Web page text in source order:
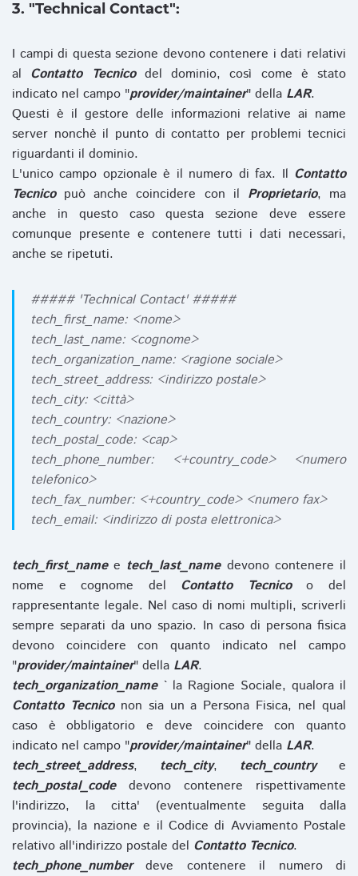
3. "Technical Contact":
I campi di questa sezione devono contenere i dati relativi
al Contatto Tecnicodel dominio, così come è stato
indicato nel campo "provider/maintainer" della LAR.
Questi è il gestore delle informazioni relative ai name
server nonchè il punto di contatto per problemi tecnici
riguardanti il dominio.
L'unico campo opzionale è il numero di fax. Il Contatto
Tecnicopuò anche coincidere con il Proprietario, ma
anche in questo caso questa sezione deve essere
comunque presente e contenere tutti i dati necessari,
anche se ripetuti.
##### 'Technical Contact' #####
tech_first_name: <nome>
tech_last_name: <cognome>
tech_organization_name: <ragione sociale>
tech_street_address: <indirizzo postale>
tech_city: <città>
tech_country: <nazione>
tech_postal_code: <cap>
tech_phone_number: <+country_code> <numero
telefonico>
tech_fax_number: <+country_code> <numero fax>
tech_email: <indirizzo di posta elettronica>
tech_first_namee tech_last_namedevono contenere il
nome e cognome del Contatto Tecnicoo del
rappresentante legale. Nel caso di nomi multipli, scriverli
sempre separati da uno spazio. In caso di persona fisica
devono coincidere con quanto indicato nel campo
"provider/maintainer" della LAR.
tech_organization_name` la Ragione Sociale, qualora il
Contatto Tecniconon sia un a Persona Fisica, nel qual
caso è obbligatorio e deve coincidere con quanto
indicato nel campo "provider/maintainer" della LAR.
tech_street_address, tech_city, tech_countrye
tech_postal_codedevono contenere rispettivamente
l'indirizzo, la citta' (eventualmente seguita dalla
provincia), la nazione e il Codice di Avviamento Postale
relativo all'indirizzo postale del Contatto Tecnico.
tech_phone_numberdeve contenere il numero di